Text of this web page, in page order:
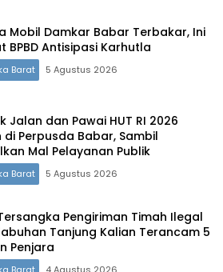
Mobil Damkar Babar Terbakar, Ini
BPBD Antisipasi Karhutla
Barat 5 Agustus 2026
Jalan dan Pawai HUT RI 2026
di Perpusda Babar, Sambil
Mal Pelayanan Publik
Barat 5 Agustus 2026
Pengiriman Timah Ilegal
Tanjung Kalian Terancam 5
Penjara